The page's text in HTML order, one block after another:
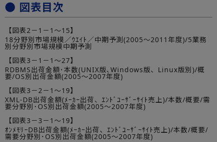
● 図表目次
【図表2－1－1～15】
18分野別市場規模／ｳｴｲﾄ／中期予測(2005～2011年度)/5業務
別分野別市場規模中期予測
【図表3－1－1～27】
RDBMS出荷金額･本数(UNIX版､Windows版、Linux版別)/概
要/OS別出荷金額(2005～2007年度)
【図表3－2－1～19】
XML-DB出荷金額(ﾒｰｶｰ出荷、ｴﾝﾄﾞﾕｰｻﾞｰｻｲﾄ売上)/本数/概要/需
要分野別･OS別出荷金額(2005～2007年度)
【図表3－3－1～19】
ｵﾝﾒﾓﾘｰDB出荷金額(ﾒｰｶｰ出荷、ｴﾝﾄﾞﾕｰｻﾞｰｻｲﾄ売上)/本数/概要/
需要分野別･OS別出荷金額(2005～2007年度)